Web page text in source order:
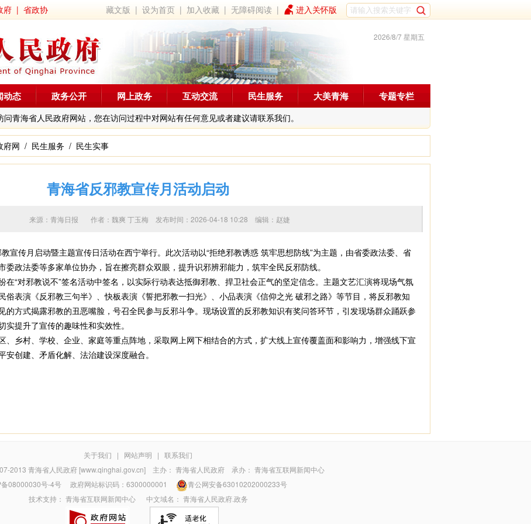
府 | 省政协 藏文版 |设为首页 | 加入收藏 |无障碍阅读 | 进入关怀版
2026/8/7 星期五
问青海省人民政府网站，您在访问过程中对网站有任何意见或者建议请联系我们。
动态 政务公开 网上政务 互动交流 民生服务 大美青海 专题专栏
府网 / 民生服务 / 民生实事
青海省反邪教宣传月活动启动
来源：青海日报 作者： 魏爽 丁玉梅 发布时间：2026-04-18 10:28 编辑：赵婕
传月启动暨主题宣传日活动在西宁举行。此次活动以“拒绝邪教诱惑 筑牢思想防线”为主题，由省委政法委、省
政法委等多家单位协办，旨在擦亮群众双眼，提升识邪辨邪能力，筑牢全民反邪防线。
“对邪教说不”签名活动中签名，以实际行动表达抵御邪教、捍卫社会正气的坚定信念。主题文艺汇演将现场气氛
俗表演《反邪教三句半》、快板表演《誓把邪教一扫光》、小品表演《信仰之光 破邪之路》等节目，将反邪教知
的方式揭露邪教的丑恶嘴脸，号召全民参与反邪斗争。现场设置的反邪教知识有奖问答环节，引发现场群众踊跃参
提升了宣传的趣味性和实效性。
乡村、学校、企业、家庭等重点阵地，采取网上网下相结合的方式，扩大线上宣传覆盖面和影响力，增强线下宣
创建、矛盾化解、法治建设深度融合。
关于我们 | 网站声明 | 联系我们
2013 青海省人民政府 [www.qinghai.gov.cn] 主办： 青海省人民政府 承办： 青海省互联网新闻中心
08000030号-4号政府网站标识码：6300000001
青公网安备63010202000233号
技术支持： 青海省互联网新闻中心中文域名： 青海省人民政府.政务